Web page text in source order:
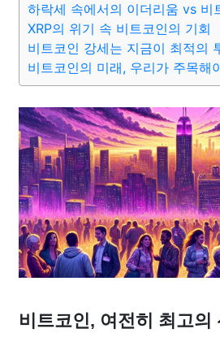
하락세 속에서의 이더리움 vs 비
XRP의 위기 속 비트코인의 기회
비트코인 강세는 지금이 최적의
비트코인의 미래, 우리가 주목해
비트코인, 여전히 최고의